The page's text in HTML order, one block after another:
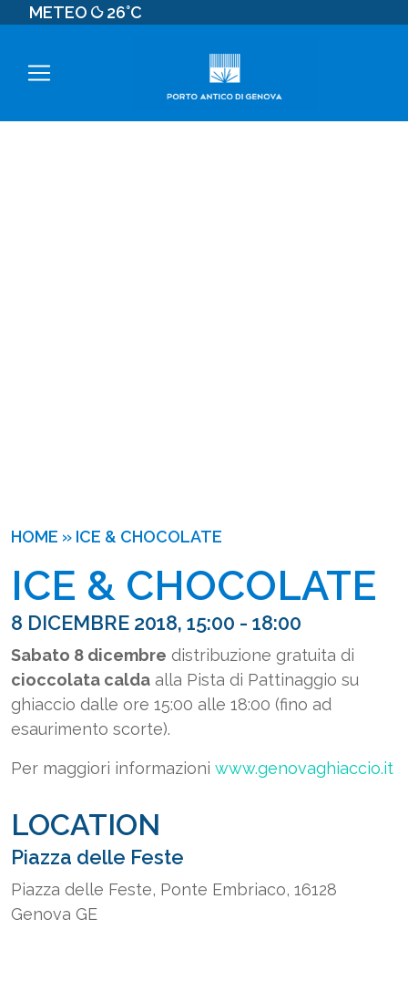
METEO 26°C
HOME » ICE & CHOCOLATE
ICE & CHOCOLATE
8 DICEMBRE 2018, 15:00 - 18:00
Sabato 8 dicembre distribuzione gratuita di
cioccolata calda alla Pista di Pattinaggio su
ghiaccio dalle ore 15:00 alle 18:00 (fino ad
esaurimento scorte).
Per maggiori informazioni www.genovaghiaccio.it
LOCATION
Piazza delle Feste
Piazza delle Feste, Ponte Embriaco, 16128
Genova GE